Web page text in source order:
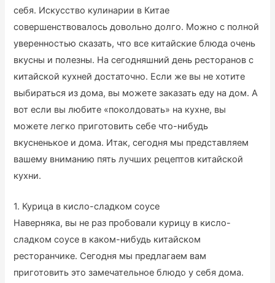
себя. Искусство кулинарии в Китае
совершенствовалось довольно долго. Можно с полной
уверенностью сказать, что все китайские блюда очень
вкусны и полезны. На сегодняшний день ресторанов с
китайской кухней достаточно. Если же вы не хотите
выбираться из дома, вы можете заказать еду на дом. А
вот если вы любите «поколдовать» на кухне, вы
можете легко приготовить себе что-нибудь
вкусненькое и дома. Итак, сегодня мы представляем
вашему вниманию пять лучших рецептов китайской
кухни.
1. Курица в кисло-сладком соусе
Наверняка, вы не раз пробовали курицу в кисло-
сладком соусе в каком-нибудь китайском
ресторанчике. Сегодня мы предлагаем вам
приготовить это замечательное блюдо у себя дома.